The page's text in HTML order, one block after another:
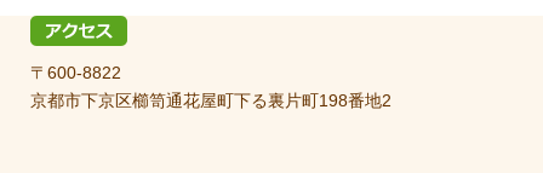
〒600-8822
京都市下京区櫛笥通花屋町下る裏片町198番地2